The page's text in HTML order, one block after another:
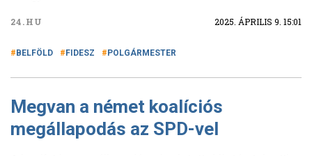
24.HU 2025. ÁPRILIS 9. 15:01
BELFÖLD FIDESZ POLGÁRMESTER
Megvan a német koalíciós
megállapodás az SPD-vel